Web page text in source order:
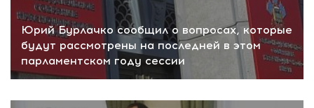
Юрий Бурлачко сообщил о вопросах, которые
будут рассмотрены на последней в этом
парламентском году сессии